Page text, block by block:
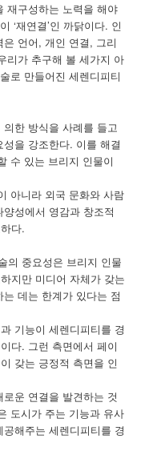
재구성하는 노력을 해야
‘재연결’인 까닭이다. 인
언어, 개인 연결, 그리
리가 추구해 볼 세가지 아
로 만들어진 세렌디피티
한 방식을 사례를 들고
을 강조한다. 이를 해결
수 있는 브리지 인물이
아니라 외국 문화와 사람
성에서 영감과 창조적
다.
의 중요성은 브리지 인물
지만 미디어 자체가 갖는
데는 한계가 있다는 점
기능이 세렌디피티를 경
다. 그런 측면에서 페이
갖는 긍정적 측면을 인
운 연결을 발견하는 것
도시가 주는 기능과 유사
해주는 세렌디피티를 경